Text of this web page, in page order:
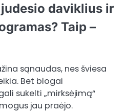
daviklius ir
Taip –
sąnaudas, nes šviesa
Bet blogai
sukelti „mirksėjimą“
jau praėjo.